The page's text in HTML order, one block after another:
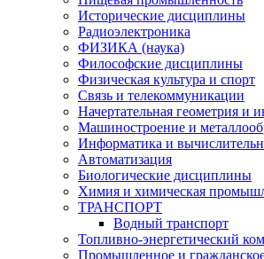
Исторические дисциплины
Радиоэлектроника
ФИЗИКА (наука)
Философские дисциплины
Физическая культура и спорт
Связь и телекоммуникации
Начертательная геометрия и
Машиностроение и
Информатика и
Автоматизация
Биологические дисциплины
Химия и химическая
ТРАНСПОРТ
Водный транспорт
Топливно-энергетический
Промышленное и гражданское